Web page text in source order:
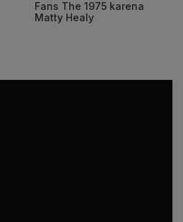
Fans The 1975 karena
Matty Healy